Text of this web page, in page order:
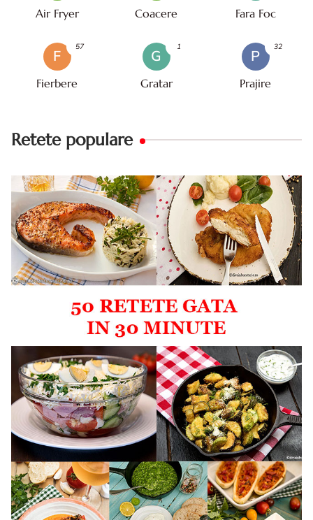
Air Fryer Coacere Fara Foc
F
Fierbere
57
G
Gratar
1
P
Prajire
32
Retete populare